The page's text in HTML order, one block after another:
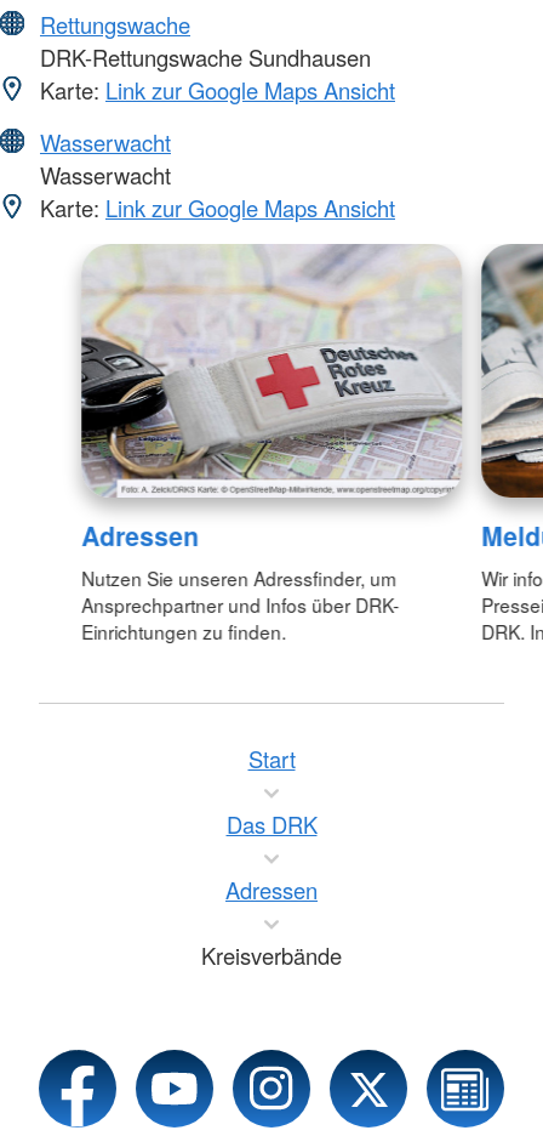
Rettungswache
DRK-Rettungswache Sundhausen
Karte: Link zur Google Maps Ansicht
Wasserwacht
Wasserwacht
Karte: Link zur Google Maps Ansicht
Adressen
Nutzen Sie unseren Adressfinder, um
Ansprechpartner und Infos über DRK-
Einrichtungen zu finden.
Wir
DRK.
Start
Das DRK
Adressen
Kreisverbände